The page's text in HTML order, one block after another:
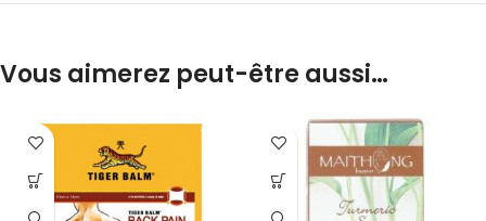
Vous aimerez peut-être aussi…